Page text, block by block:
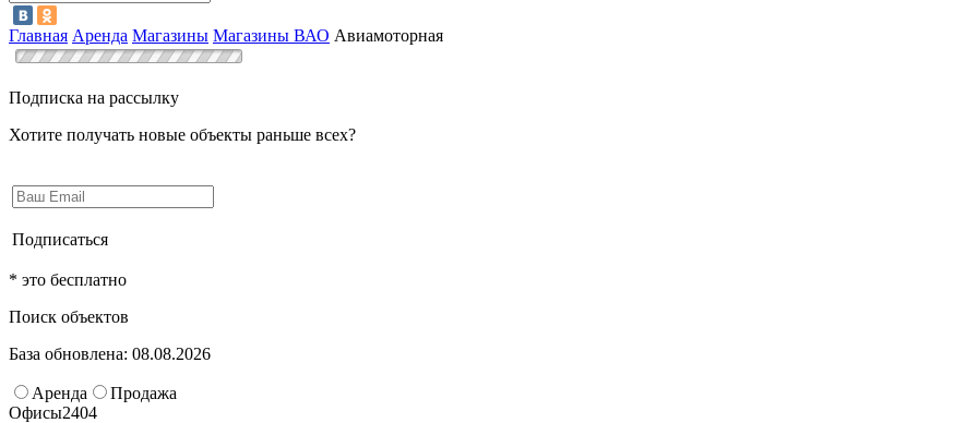
Главная Аренда Магазины Магазины ВАО Авиамоторная
Подписка на рассылку
Хотите получать новые объекты раньше всех?
Подписаться
* это бесплатно
Поиск объектов
База обновлена: 08.08.2026
Аренда
Продажа
Офисы2404